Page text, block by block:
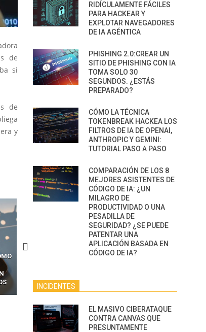
de
si
de
y
CÓMO LOS HACKERS
‘HACKEAR’ — EL INCREÍBLE
PODER DE LOS SIM BOXES”
AGÉNTICA
RIDÍCULAMENTE FÁCILES
PARA HACKEAR Y
EXPLOTAR NAVEGADORES
DE IA AGÉNTICA
PHISHING 2.0:CREAR UN
SITIO DE PHISHING CON IA
TOMA SOLO 30
SEGUNDOS. ¿ESTÁS
PREPARADO?
CÓMO LA TÉCNICA
TOKENBREAK HACKEA LOS
FILTROS DE IA DE OPENAI,
ANTHROPIC Y GEMINI:
TUTORIAL PASO A PASO
COMPARACIÓN DE LOS 8
MEJORES ASISTENTES DE
CÓDIGO DE IA: ¿UN
MILAGRO DE
PRODUCTIVIDAD O UNA
PESADILLA DE
SEGURIDAD? ¿SE PUEDE
PATENTAR UNA
APLICACIÓN BASADA EN
CÓDIGO DE IA?
INCIDENTES
EL MASIVO CIBERATAQUE
CONTRA CANVAS QUE
PRESUNTAMENTE